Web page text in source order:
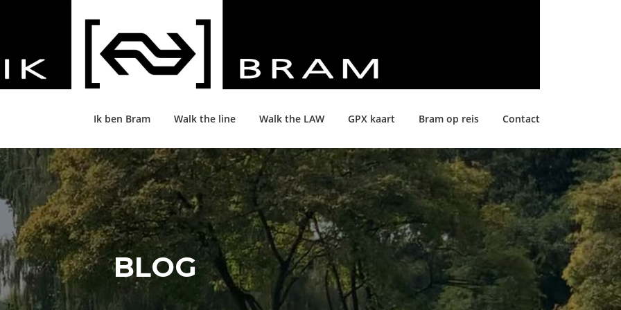
Ik ben Bram Walk the line Walk the LAW GPX kaart Bram op reis Contact
BLOG